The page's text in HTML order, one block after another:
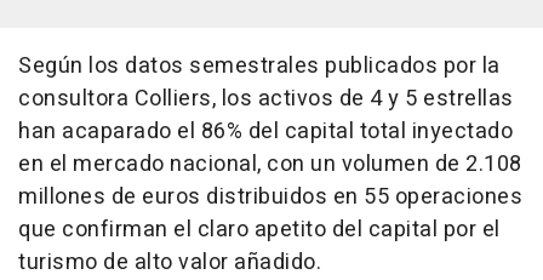
Según los datos semestrales publicados por la
consultora Colliers, los activos de 4 y 5 estrellas
han acaparado el 86% del capital total inyectado
en el mercado nacional, con un volumen de 2.108
millones de euros distribuidos en 55 operaciones
que confirman el claro apetito del capital por el
turismo de alto valor añadido.